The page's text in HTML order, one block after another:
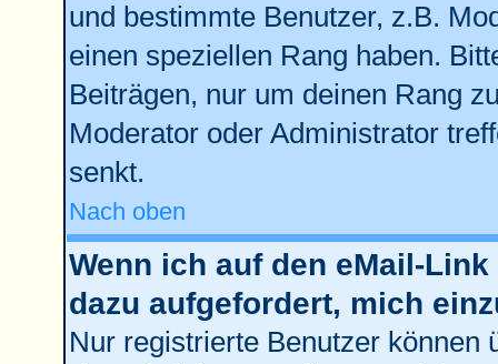
und bestimmte Benutzer, z.B.
einen speziellen Rang haben.
Beiträgen, nur um deinen Rang
Moderator oder Administrator
senkt.
Nach oben
Wenn ich auf den eMail-
dazu aufgefordert, mich
Nur registrierte Benutzer können